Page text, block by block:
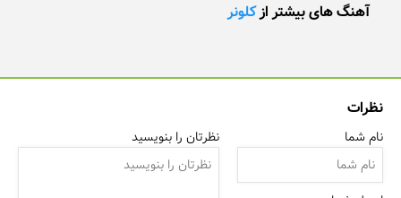
آهنگ های بیشتر ازکلونر
نظرات
نام شما نظرتان را بنویسید